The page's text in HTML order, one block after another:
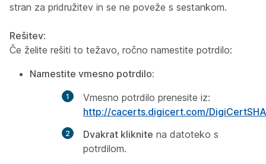
stran za pridružitev in se ne poveže s sestankom.
Rešitev:
Če želite rešiti to težavo, ročno namestite potrdilo:
Namestite vmesno potrdilo:
Vmesno potrdilo prenesite iz:
http://cacerts.digicert.com/
Dvakrat kliknite na datoteko s
potrdilom.